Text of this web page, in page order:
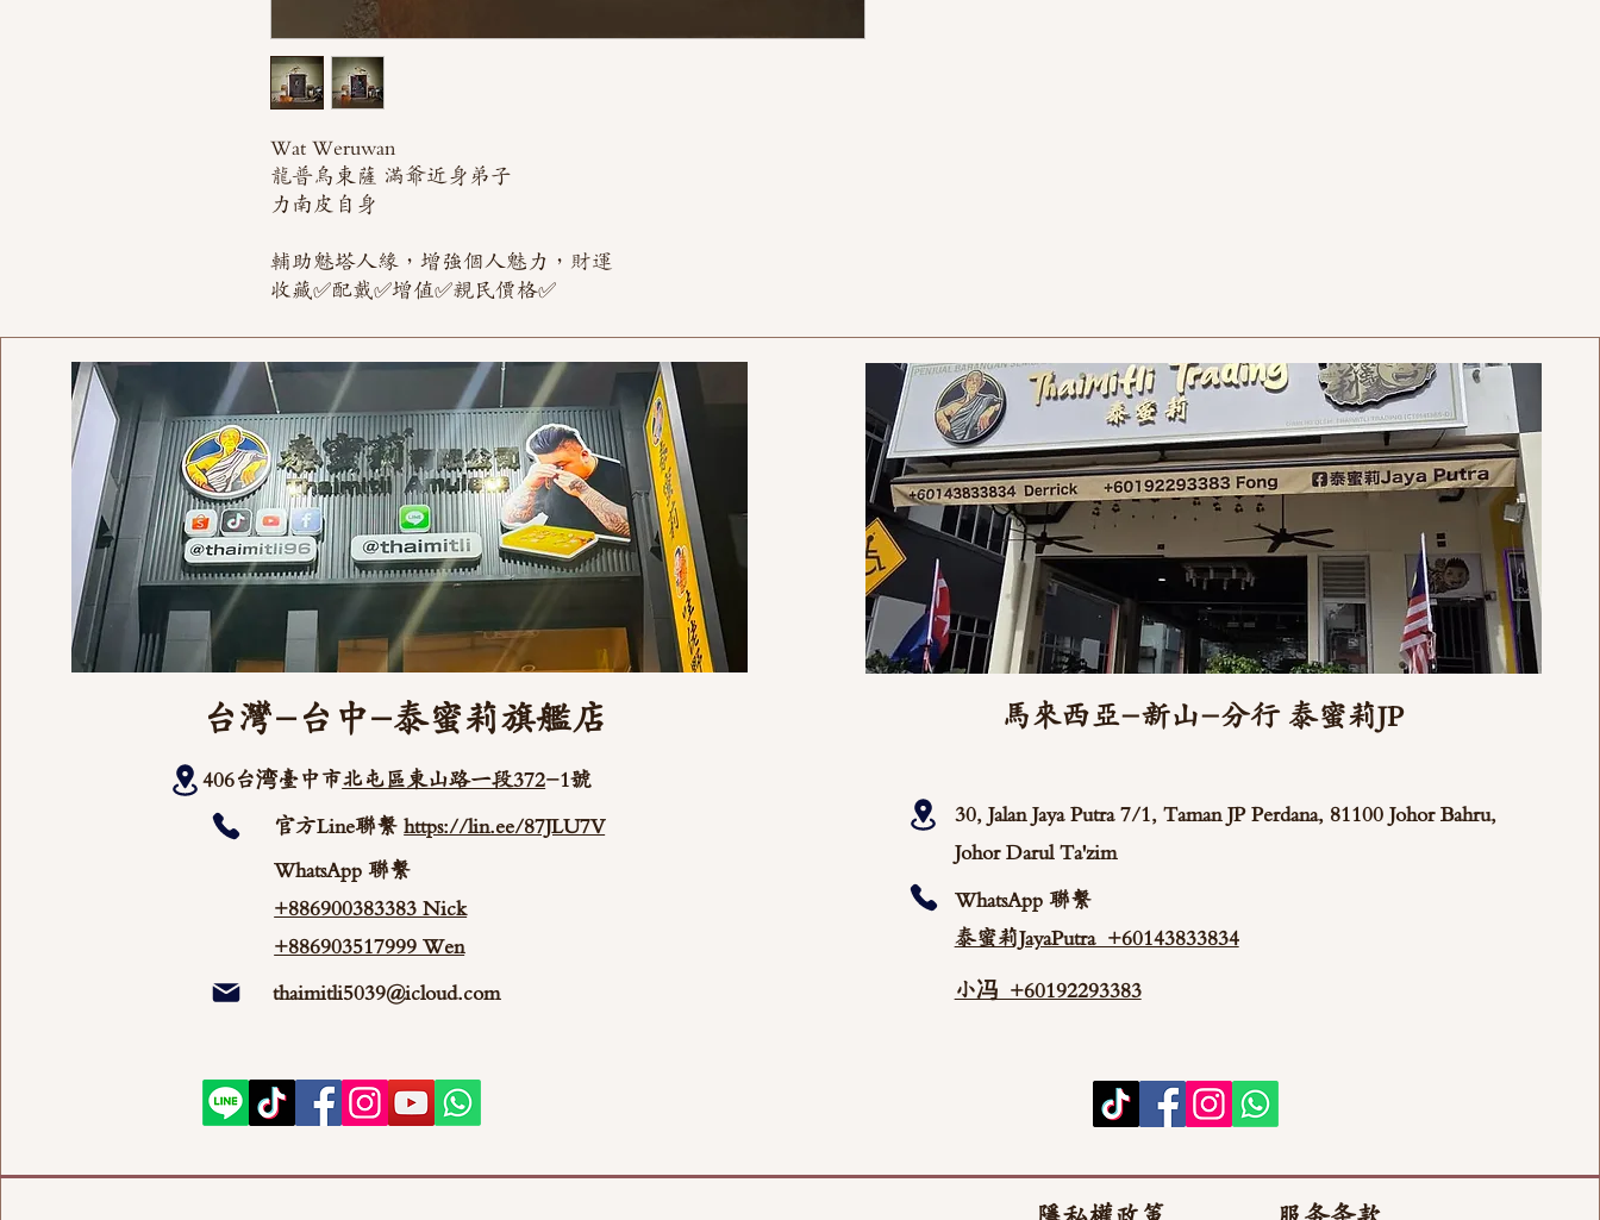
Wat Weruwan
龍普烏東薩 滿爺近身弟子
力南皮自身
輔助魅塔人緣，增強個人魅力，財運
收藏✅配戴✅增值✅親民價格✅
台灣-台中-泰蜜莉旗艦店
406台湾臺中市北屯區東山路一段372-1號
官方Line聯繫https://lin.ee/87JLU7V
WhatsApp 聯繫
+886900383383 Nick
+886903517999 Wen
thaimitli5039@icloud.com
馬來西亞-新山-分行 泰蜜莉JP
30, Jalan Jaya Putra 7/1, Taman JP Perdana, 81100 Johor Bahru,
Johor Darul Ta'zim
WhatsApp 聯繫
泰蜜莉JayaPutra +60143833834
小冯 +60192293383